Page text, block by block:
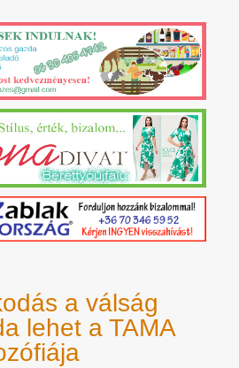
a válság
lehet a TAMA